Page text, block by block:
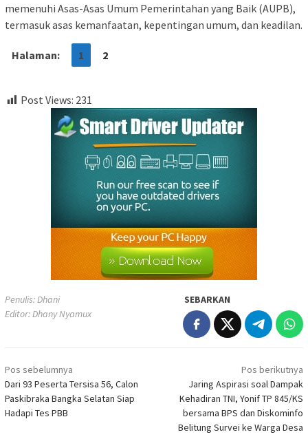
memenuhi Asas-Asas Umum Pemerintahan yang Baik (AUPB),
termasuk asas kemanfaatan, kepentingan umum, dan keadilan.
Halaman: 1 2
Post Views: 231
Penulis: Dhani
Editor: Dhany Nyamux
SEBARKAN
Navigasi
pos
Pos sebelumnya
Dari 93 Peserta Tersisa 56, Calon
Paskibraka Bangka Selatan Siap
Hadapi Tes PBB
Pos berikutnya
Jaring Aspirasi soal Dampak
Kehadiran TNI, Yonif TP 845/KS
bersama BPS dan Diskominfo
Belitung Survei ke Warga Desa